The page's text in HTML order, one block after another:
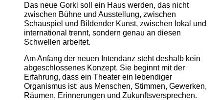
Das neue Gorki soll ein Haus werden, das nicht
zwischen Bühne und Ausstellung, zwischen
Schauspiel und Bildender Kunst, zwischen lokal und
international trennt, sondern genau an diesen
Schwellen arbeitet.
Am Anfang der neuen Intendanz steht deshalb kein
abgeschlossenes Konzept. Sie beginnt mit der
Erfahrung, dass ein Theater ein lebendiger
Organismus ist: aus Menschen, Stimmen, Gewerken,
Räumen, Erinnerungen und Zukunftsversprechen.